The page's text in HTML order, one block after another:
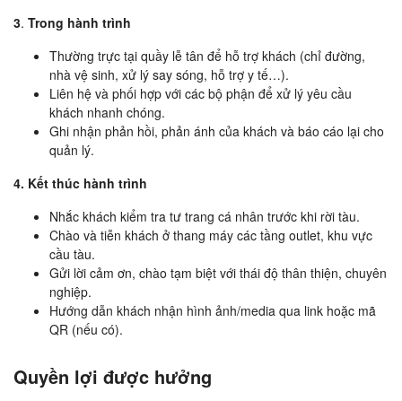
3. Trong hành trình
Thường trực tại quầy lễ tân để hỗ trợ khách (chỉ đường,
nhà vệ sinh, xử lý say sóng, hỗ trợ y tế…).
Liên hệ và phối hợp với các bộ phận để xử lý yêu cầu
khách nhanh chóng.
Ghi nhận phản hồi, phản ánh của khách và báo cáo lại cho
quản lý.
4. Kết thúc hành trình
Nhắc khách kiểm tra tư trang cá nhân trước khi rời tàu.
Chào và tiễn khách ở thang máy các tầng outlet, khu vực
cầu tàu.
Gửi lời cảm ơn, chào tạm biệt với thái độ thân thiện, chuyên
nghiệp.
Hướng dẫn khách nhận hình ảnh/media qua link hoặc mã
QR (nếu có).
Quyền lợi được hưởng